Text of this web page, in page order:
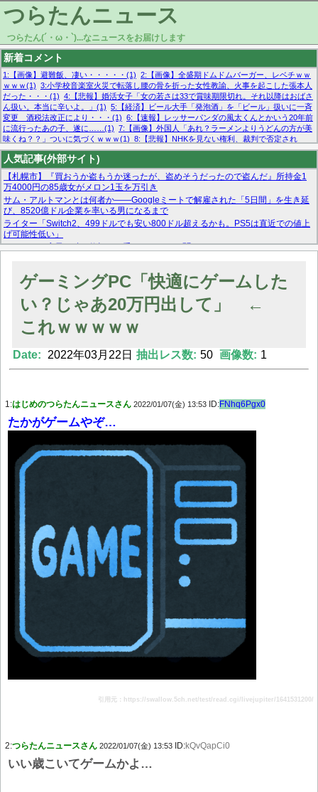
つらたんニュース
つらたん(´・ω・`)...なニュースをお届けします
新着コメント
1:【画像】避難飯、凄い・・・・・(1) 2:【画像】全盛期ドムドムバーガー、レベチｗｗ
ｗｗｗ(1) 3:小学校音楽室火災で転落し腰の骨を折った女性教諭、火事を起こした張本人
だった・・・(1) 4:【悲報】婚活女子「女の若さは33で賞味期限切れ。それ以降はおばさ
ん扱い。本当に辛いよ。」(1) 5:【経済】ビール大手「発泡酒」を「ビール」扱いに一斉
変更 酒税法改正により・・・(1) 6:【速報】レッサーパンダの風太くんとかいう20年前
に流行ったあの子、遂に……(1) 7:【画像】外国人「あれ？ラーメンよりうどんの方が美
味くね？？」ついに気づくｗｗｗ(1) 8:【悲報】NHKを見ない権利、裁判で否定され
る・・・(1) 9:欧州委員長「原発縮小は間違いでした」(1) 10:【悲報】日本企業の人手不
足、限界突破 52%「正社員も足りてません…」(1)
人気記事(外部サイト)
【札幌市】『買おうか盗もうか迷ったが、盗めそうだったので盗んだ』所持金1
万4000円の85歳女がメロン1玉を万引き
サム・アルトマンとは何者か——Googleミートで解雇された「5日間」を生き延
び、8520億ドル企業を率いる男になるまで
ライター「Switch2、499ドルでも安い800ドル超えるかも。PS5は直近での値上
げ可能性低い」
スーパーで店員に酷い仕打ちを受けたんだけど聞いてくれる？
ニーCEOの「量より質」宣言の裏で渦巻くファンの本音とMCUの未来を徹底考
察！
【モー娘。石田亜佑美】ファーストテイク出演も新規獲得ならず？北川莉央が1
【画像あり】FacebookとかTwitterで拾ったエロ画像貼ってくよ
ゲーミングPC「快適にゲームした
い？じゃあ20万円出して」 ←
これｗｗｗｗｗ
Date: 2022年03月22日 抽出レス数: 50 画像数: 1
1:はじめのつらたんニュースさん 2022/01/07(金) 13:53 ID:FNhq6Pgx0
たかがゲームやぞ…
引用元：https://swallow.5ch.net/test/read.cgi/livejupiter/1641531200/
2:つらたんニュースさん 2022/01/07(金) 13:53 ID:kQvQapCi0
いい歳こいてゲームかよ…